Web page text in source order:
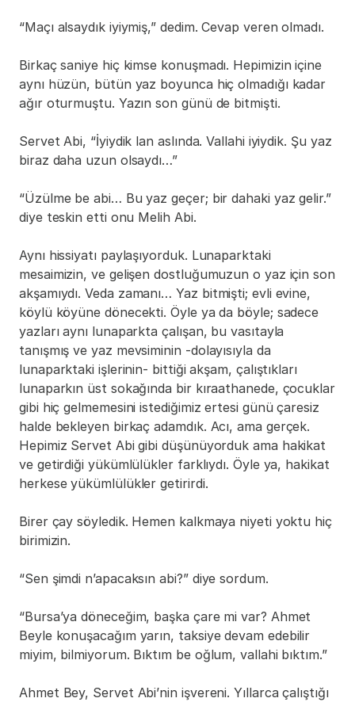
“Maçı alsaydık iyiymiş,” dedim. Cevap veren olmadı.
Birkaç saniye hiç kimse konuşmadı. Hepimizin içine
aynı hüzün, bütün yaz boyunca hiç olmadığı kadar
ağır oturmuştu. Yazın son günü de bitmişti.
Servet Abi, “İyiydik lan aslında. Vallahi iyiydik. Şu yaz
biraz daha uzun olsaydı…”
“Üzülme be abi… Bu yaz geçer; bir dahaki yaz gelir.”
diye teskin etti onu Melih Abi.
Aynı hissiyatı paylaşıyorduk. Lunaparktaki
mesaimizin, ve gelişen dostluğumuzun o yaz için son
akşamıydı. Veda zamanı… Yaz bitmişti; evli evine,
köylü köyüne dönecekti. Öyle ya da böyle; sadece
yazları aynı lunaparkta çalışan, bu vasıtayla
tanışmış ve yaz mevsiminin -dolayısıyla da
lunaparktaki işlerinin- bittiği akşam, çalıştıkları
lunaparkın üst sokağında bir kıraathanede, çocuklar
gibi hiç gelmemesini istediğimiz ertesi günü çaresiz
halde bekleyen birkaç adamdık. Acı, ama gerçek.
Hepimiz Servet Abi gibi düşünüyorduk ama hakikat
ve getirdiği yükümlülükler farklıydı. Öyle ya, hakikat
herkese yükümlülükler getirirdi.
Birer çay söyledik. Hemen kalkmaya niyeti yoktu hiç
birimizin.
“Sen şimdi n’apacaksın abi?” diye sordum.
“Bursa’ya döneceğim, başka çare mi var? Ahmet
Beyle konuşacağım yarın, taksiye devam edebilir
miyim, bilmiyorum. Bıktım be oğlum, vallahi bıktım.”
Ahmet Bey, Servet Abi’nin işvereni. Yıllarca çalıştığı